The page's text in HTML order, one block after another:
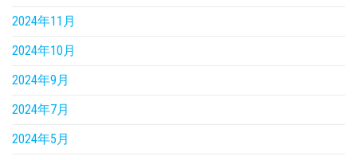
2024年11月
2024年10月
2024年9月
2024年7月
2024年5月